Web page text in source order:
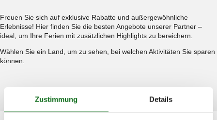
Freuen Sie sich auf exklusive Rabatte und außergewöhnliche
Erlebnisse! Hier finden Sie die besten Angebote unserer Partner –
ideal, um Ihre Ferien mit zusätzlichen Highlights zu bereichern.
Wählen Sie ein Land, um zu sehen, bei welchen Aktivitäten Sie sparen
können.
Zustimmung Details